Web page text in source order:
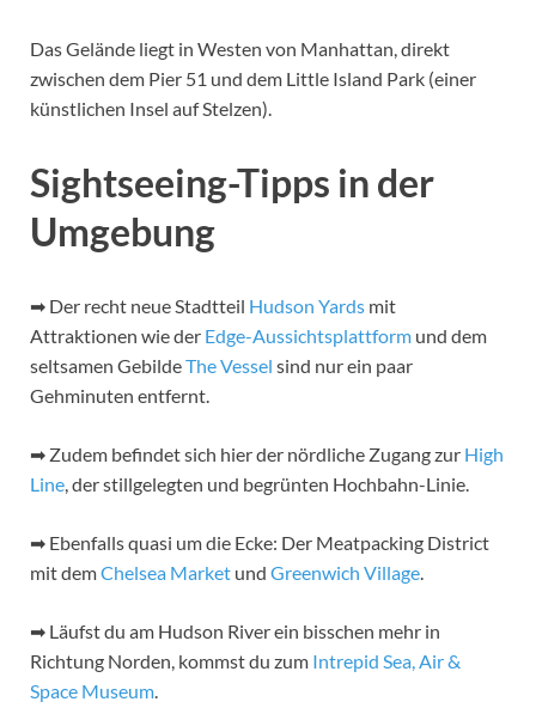
Das Gelände liegt in Westen von Manhattan, direkt
zwischen dem Pier 51 und dem Little Island Park (einer
künstlichen Insel auf Stelzen).
Sightseeing-Tipps in der
Umgebung
➡ Der recht neue Stadtteil Hudson Yards mit
Attraktionen wie der Edge-Aussichtsplattform und dem
seltsamen GebildeThe Vessel sind nur ein paar
Gehminuten entfernt.
➡ Zudem befindet sich hier der nördliche Zugang zur High
Line, der stillgelegten und begrünten Hochbahn-Linie.
➡ Ebenfalls quasi um die Ecke: Der Meatpacking District
mit demChelsea Market und Greenwich Village.
➡ Läufst du am Hudson River ein bisschen mehr in
Richtung Norden, kommst du zum Intrepid Sea, Air &
Space Museum.